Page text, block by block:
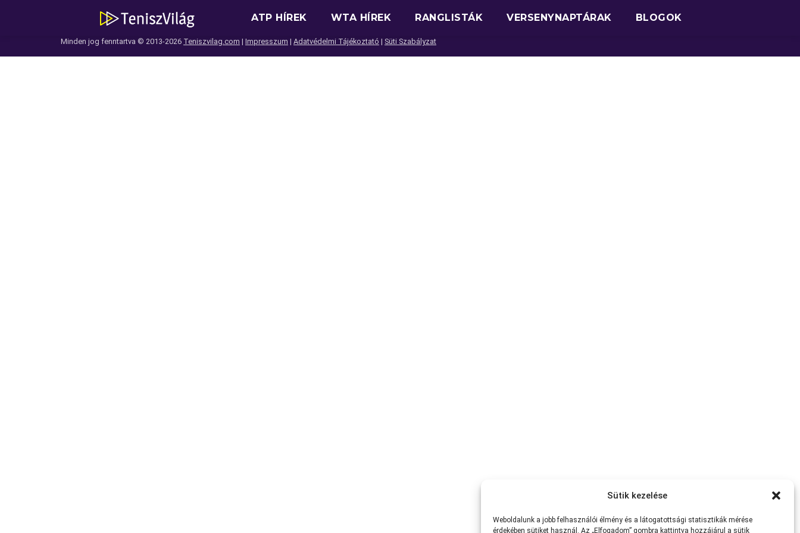
Sütik kezelése
Weboldalunk a jobb felhasználói élmény és a látogatottsági statisztikák mérése
érdekében sütiket használ. Az „Elfogadom” gombra kattintva hozzájárul a sütik
ATP HÍREK WTA HÍREK RANGLISTÁK VERSENYNAPTÁRAK BLOGOK
Minden jog fenntartva © 2013-2026 Teniszvilag.com | Impresszum | Adatvédelmi Tájékoztató | Süti Szabályzat